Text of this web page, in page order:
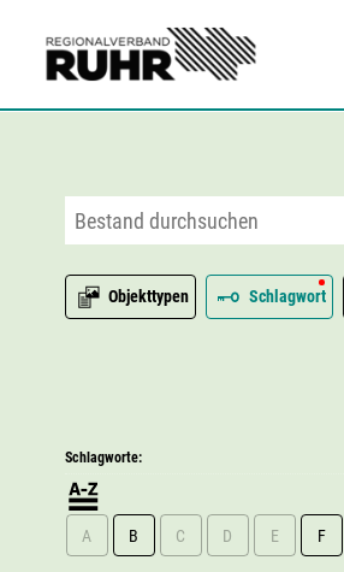
Objekttypen Schlagwort
Schlagworte:
A B C D E F